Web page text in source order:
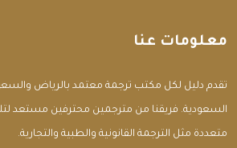
معلومات عنا
تقدم دليل لكل مكتب ترجمة معتمد بالرياض
السعودية. فريقنا من مترجمين محترفين مستعد
متعددة مثل الترجمة القانونية والطبية والتجارية.